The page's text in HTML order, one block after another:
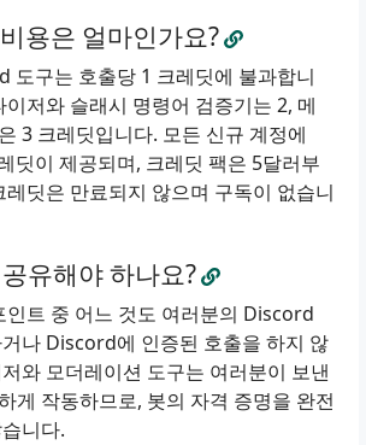
용은 얼마인가요?
도구는 호출당 1 크레딧에 불과합니
저와 슬래시 명령어 검증기는 2, 메
3 크레딧입니다. 모든 신규 계정에
딧이 제공되며, 크레딧 팩은 5달러부
딧은 만료되지 않으며 구독이 없습니
유해야 하나요?
인트 중 어느 것도 여러분의 Discord
나 Discord에 인증된 호출을 하지 않
와 모더레이션 도구는 여러분이 보낸
게 작동하므로, 봇의 자격 증명을 완전
니다.